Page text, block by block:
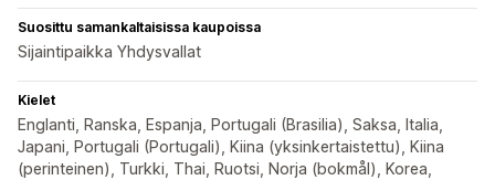
Suosittu samankaltaisissa kaupoissa
Sijaintipaikka Yhdysvallat
Kielet
Englanti, Ranska, Espanja, Portugali (Brasilia), Saksa, Italia,
Japani, Portugali (Portugali), Kiina (yksinkertaistettu), Kiina
(perinteinen), Turkki, Thai, Ruotsi, Norja (bokmål), Korea,